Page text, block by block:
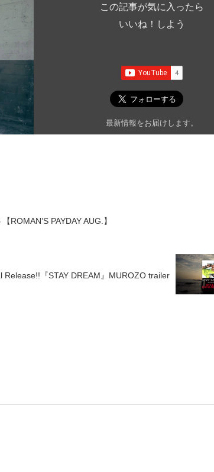
この記事が気に入ったら
いいね！しよう
最新情報をお届けします。
ROMAN’S PAYDAY AUG.】
Release!!『STAY DREAM』MUROZO trailer